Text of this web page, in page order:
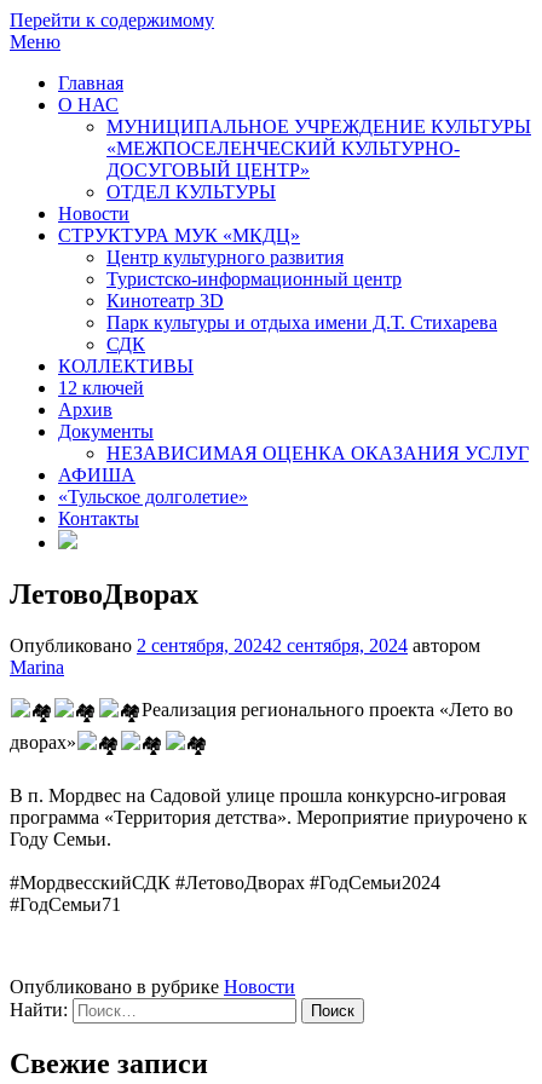
Перейти к содержимому
Меню
Главная
О НАС
МУНИЦИПАЛЬНОЕ УЧРЕЖДЕНИЕ КУЛЬТУРЫ
«МЕЖПОСЕЛЕНЧЕСКИЙ КУЛЬТУРНО-
ДОСУГОВЫЙ ЦЕНТР»
ОТДЕЛ КУЛЬТУРЫ
Новости
СТРУКТУРА МУК «МКДЦ»
Центр культурного развития
Туристско-информационный центр
Кинотеатр 3D
Парк культуры и отдыха имени Д.Т. Стихарева
СДК
КОЛЛЕКТИВЫ
12 ключей
Архив
Документы
НЕЗАВИСИМАЯ ОЦЕНКА ОКАЗАНИЯ УСЛУГ
АФИША
«Тульское долголетие»
Контакты
ЛетовоДворах
Опубликовано 2 сентября, 20242 сентября, 2024 автором
Marina
Реализация регионального проекта «Лето во
дворах»
В п. Мордвес на Садовой улице прошла конкурсно-игровая
программа «Территория детства». Мероприятие приурочено к
Году Семьи.
#МордвесскийСДК #ЛетовоДворах #ГодСемьи2024
#ГодСемьи71
Опубликовано в рубрике Новости
Найти:
Свежие записи